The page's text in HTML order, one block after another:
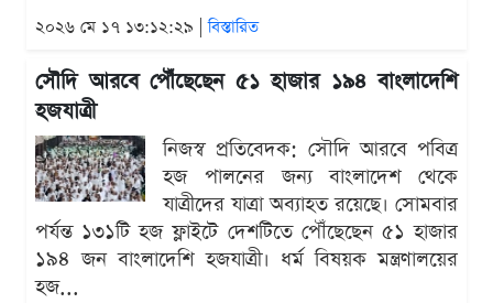
২০২৬ মে ১৭ ১৩:১২:২৯ |বিস্তারিত
সৌদি আরবে পৌঁছেছেন ৫১ হাজার ১৯৪ বাংলাদেশি
হজযাত্রী
নিজস্ব প্রতিবেদক: সৌদি আরবে পবিত্র
হজ পালনের জন্য বাংলাদেশ থেকে
যাত্রীদের যাত্রা অব্যাহত রয়েছে। সোমবার
পর্যন্ত ১৩১টি হজ ফ্লাইটে দেশটিতে পৌঁছেছেন ৫১ হাজার
১৯৪ জন বাংলাদেশি হজযাত্রী। ধর্ম বিষয়ক মন্ত্রণালয়ের
হজ...